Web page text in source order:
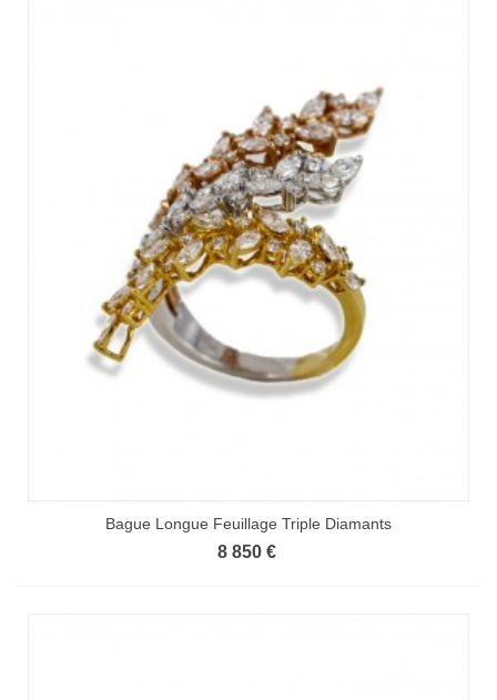
Bague Longue Feuillage Triple Diamants
8 850 €